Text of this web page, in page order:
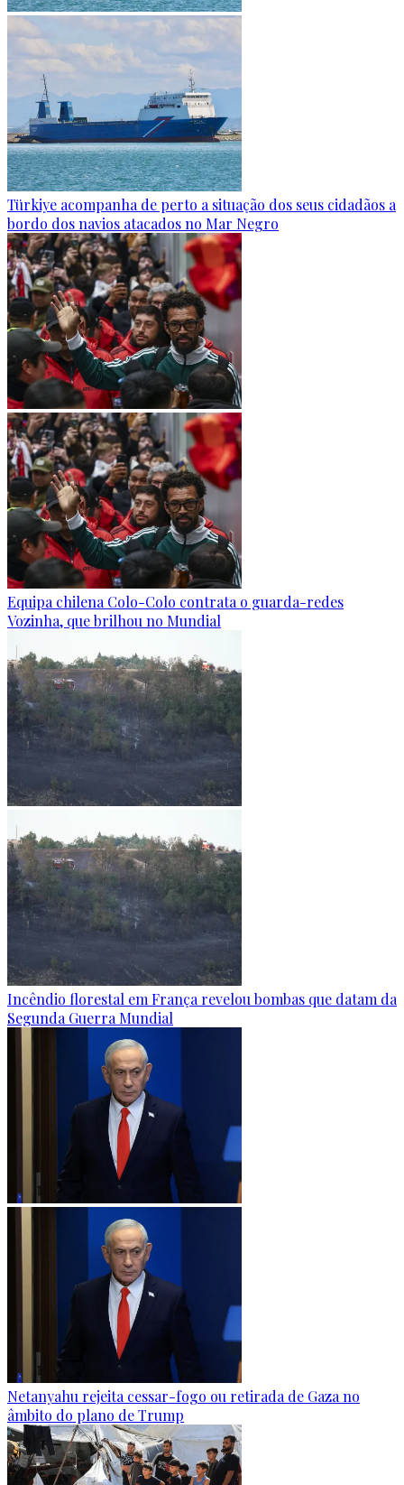
Türkiye acompanha de perto a situação dos seus cidadãos a
bordo dos navios atacados no Mar Negro
Equipa chilena Colo-Colo contrata o guarda-redes
Vozinha, que brilhou no Mundial
Incêndio florestal em França revelou bombas que datam da
Segunda Guerra Mundial
Netanyahu rejeita cessar-fogo ou retirada de Gaza no
âmbito do plano de Trump